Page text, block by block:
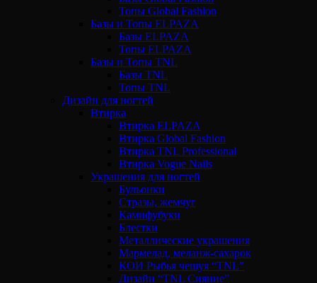
Топы Global Fashion
Базы и Топы ELPAZA
Базы ELPAZA
Топы ELPAZA
Базы и Топы TNL
Базы TNL
Топы TNL
Дизайн для ногтей
Втирка
Втирка ELPAZA
Втирка Global Fashion
Втирка TNL Professional
Втирка Vogue Nails
Украшения для ногтей
Бульонки
Стразы, жемчуг
Камифубуки
Блестки
Металлические украшения
Мармелад, меланж-сахарок
КОИ Рыбья чешуя “TNL”
Дизайн “TNL Сияние”